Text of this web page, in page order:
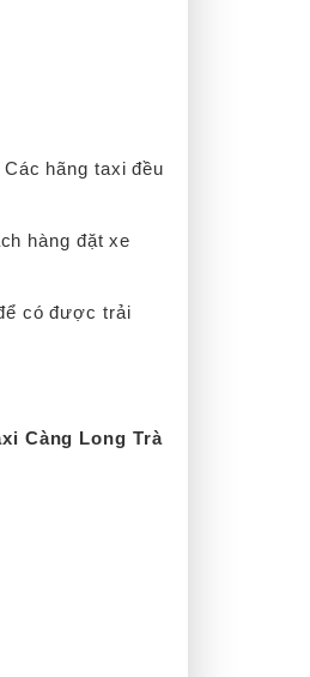
hãng taxi đều
hàng đặt xe
có được trải
Càng Long Trà